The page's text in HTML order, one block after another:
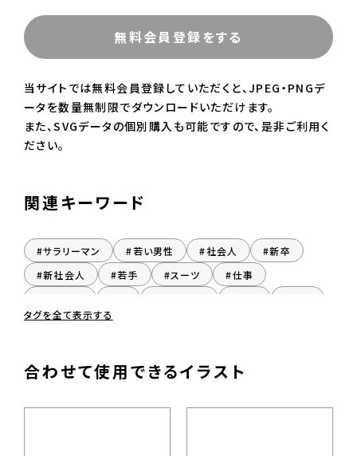
無料会員登録をする
当サイトでは無料会員登録していただくと、JPEG・PNGデ
ータを数量無制限でダウンロードいただけます。
また、SVGデータの個別購入も可能ですので、是非ご利用く
ださい。
関連キーワード
#サラリーマン #若い男性 #社会人
#新卒
#新社会人
#若手 #スーツ
#仕事
#部下
#大人
#だんせい
#男性
タグを全て表示する
合わせて使用できるイラスト